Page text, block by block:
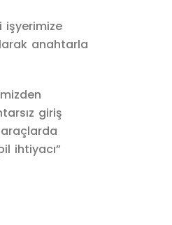
işyerimize
anahtarla
giriş
ihtiyacı”